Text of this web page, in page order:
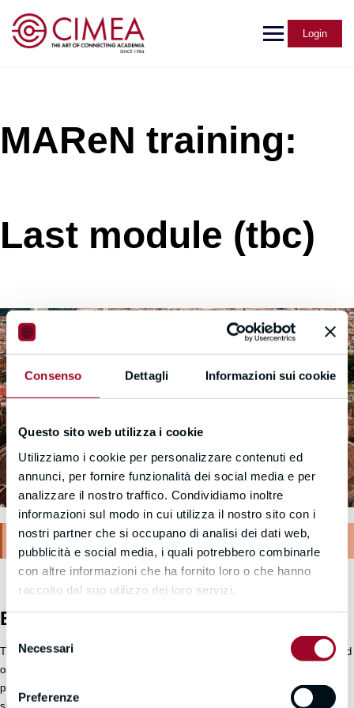
Consenso Dettagli Informazioni sui cookie
Questo sito web utilizza i cookie
Utilizziamo i cookie per personalizzare contenuti ed
annunci, per fornire funzionalità dei social media e per
analizzare il nostro traffico. Condividiamo inoltre
informazioni sul modo in cui utilizza il nostro sito con i
nostri partner che si occupano di analisi dei dati web,
pubblicità e social media, i quali potrebbero combinarle
con altre informazioni che ha fornito loro o che hanno
raccolto dal suo utilizzo dei loro servizi.
del
consenso
Necessari
Preferenze
Login
MAReN training:
Last module (tbc)
This event has expired
EVENT DESCRIPTION
This last module will be delivered in presence in Rome, and it will be focused
on a
previous modules. Its main objective will be to verify the knowledge and